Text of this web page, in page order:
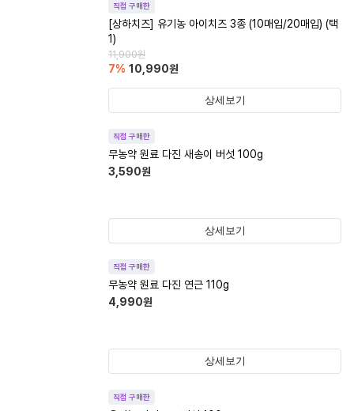
직접 구매한
[상하치즈] 유기농 아이치즈 3종 (10매입/20매입) (택
1)
11,900원
7% 10,990원
상세보기
직접 구매한
무농약 원료 다진 새송이 버섯 100g
3,590원
상세보기
직접 구매한
무농약 원료 다진 연근 110g
4,990원
상세보기
직접 구매한